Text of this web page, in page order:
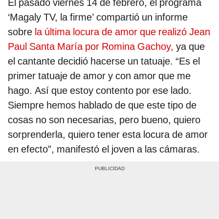
El pasado viernes 14 de febrero, el programa
‘Magaly TV, la firme’ compartió un informe
sobre la última locura de amor que realizó Jean
Paul Santa María por Romina Gachoy, ya que
el cantante decidió hacerse un tatuaje. “Es el
primer tatuaje de amor y con amor que me
hago. Así que estoy contento por ese lado.
Siempre hemos hablado de que este tipo de
cosas no son necesarias, pero bueno, quiero
sorprenderla, quiero tener esta locura de amor
en efecto”, manifestó el joven a las cámaras.